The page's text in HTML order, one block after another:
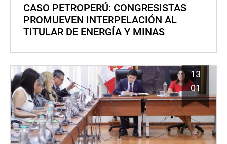
CASO PETROPERÚ: CONGRESISTAS
PROMUEVEN INTERPELACIÓN AL
TITULAR DE ENERGÍA Y MINAS
13
01